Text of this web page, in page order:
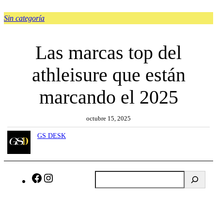
Sin categoría
Las marcas top del
athleisure que están
marcando el 2025
octubre 15, 2025
GS DESK
F
u